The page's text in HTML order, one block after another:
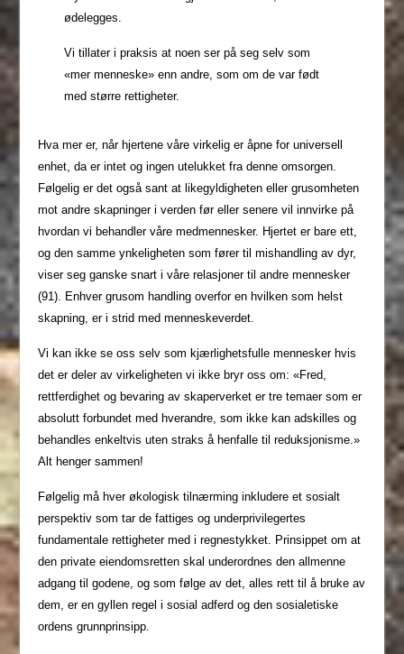
ødelegges.
Vi tillater i praksis at noen ser på seg selv som
«mer menneske» enn andre, som om de var født
med større rettigheter.
Hva mer er, når hjertene våre virkelig er åpne for universell
enhet, da er intet og ingen utelukket fra denne omsorgen.
Følgelig er det også sant at likegyldigheten eller grusomheten
mot andre skapninger i verden før eller senere vil innvirke på
hvordan vi behandler våre medmennesker. Hjertet er bare ett,
og den samme ynkeligheten som fører til mishandling av dyr,
viser seg ganske snart i våre relasjoner til andre mennesker
(91). Enhver grusom handling overfor en hvilken som helst
skapning, er i strid med menneskeverdet.
Vi kan ikke se oss selv som kjærlighetsfulle mennesker hvis
det er deler av virkeligheten vi ikke bryr oss om: «Fred,
rettferdighet og bevaring av skaperverket er tre temaer som er
absolutt forbundet med hverandre, som ikke kan adskilles og
behandles enkeltvis uten straks å henfalle til reduksjonisme.»
Alt henger sammen!
Følgelig må hver økologisk tilnærming inkludere et sosialt
perspektiv som tar de fattiges og underprivilegertes
fundamentale rettigheter med i regnestykket. Prinsippet om at
den private eiendomsretten skal underordnes den allmenne
adgang til godene, og som følge av det, alles rett til å bruke av
dem, er en gyllen regel i sosial adferd og den sosialetiske
ordens grunnprinsipp.